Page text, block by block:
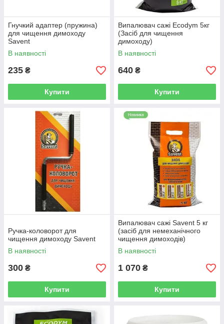
Гнучкий адаптер (пружина)
для чищення димоходу
Savеnt
В наявності
235 ₴
Купити
Випалювач сажі Ecodym 5кг
(Засіб для чищення
димоходу)
В наявності
640 ₴
Купити
Ручка-коловорот для
чищення димоходу Savent
В наявності
300 ₴
Купити
Випалювач сажі Savent 5 кг
(засіб для немеханічного
чищення димоходів)
В наявності
1 070 ₴
Купити